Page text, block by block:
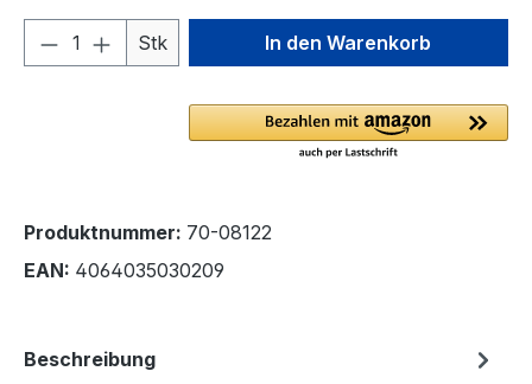
Produkt Anzahl: Gib den
Stk In den Warenkorb
Produktnummer: 70-08122
EAN: 4064035030209
Beschreibung